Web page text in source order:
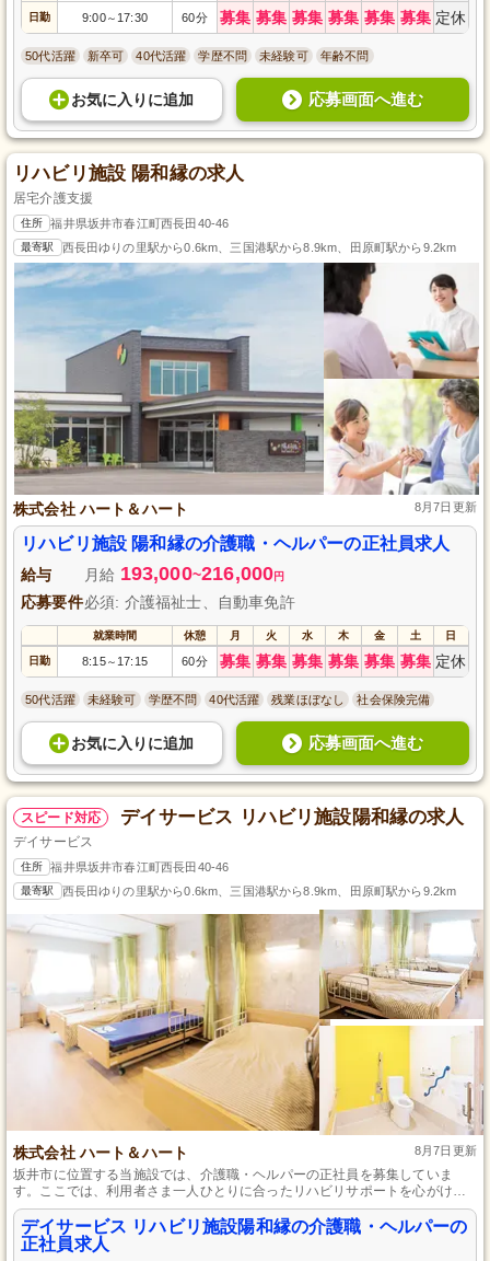
日勤 9:00～ 17:30 60分 募集 募集 募集 募集 募集 募集 定休
50代活躍 新卒可 40代活躍 学歴不問 未経験可 年齢不問
お気に入り に追加 応募画面へ進む
リハビリ施設 陽和縁の求人
居宅介護支援
住所 福井県坂井市春江町西長田40-46
最寄駅 西長田ゆりの里駅から0.6km、三国港駅から8.9km、田原町駅から9.2km
株式会社 ハート＆ハート 8月7日更新
リハビリ施設 陽和縁の介護職・ヘルパーの正社員求人
給与 月給 193,000~216,000円
応募要件必須: 介護福祉士、自動車免許
就業時間 休憩 月 火 水 木 金 土 日
日勤 8:15～ 17:15 60分 募集 募集 募集 募集 募集 募集 定休
50代活躍 未経験可 学歴不問 40代活躍 残業ほぼなし 社会保険完備
お気に入り に追加 応募画面へ進む
スピード対応 デイサービス リハビリ施設陽和縁の求人
デイサービス
住所 福井県坂井市春江町西長田40-46
最寄駅 西長田ゆりの里駅から0.6km、三国港駅から8.9km、田原町駅から9.2km
株式会社 ハート＆ハート 8月7日更新
坂井市に位置する当施設では、介護職・ヘルパーの正社員を募集していま
す。ここでは、利用者さま一人ひとりに合ったリハビリサポートを心がけ、
家族にも安心を提供しているのが特徴です。介護の経験がない方も、笑顔で
寄り添うサービスを目指しているため、ぜひご応募ください。
デイサービス リハビリ施設陽和縁の介護職・ヘルパーの
正社員求人